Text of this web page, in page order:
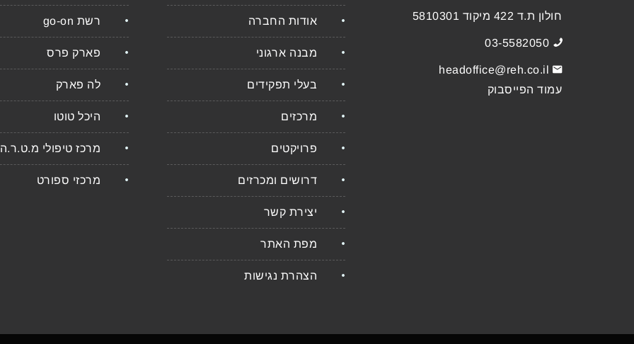
חולון ת.ד 422 מיקוד 5810301
עמוד הפייסבוק
אודות החברה
מבנה ארגוני
בעלי תפקידים
מרכזים
פרויקטים
דרושים ומכרזים
יצירת קשר
מפת האתר
הצהרת נגישות
רשת go-on
פארק פרס
לה פארק
היכל טוטו
מרכז טיפולי מ.ט.ר.ה
מרכזי ספורט